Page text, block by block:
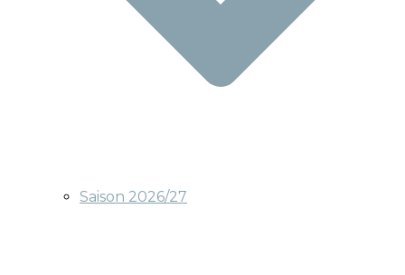
Saison 2026/27